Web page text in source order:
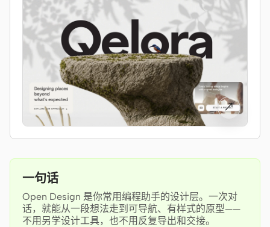
GitHub Copilot CLI
Qwen Code
Grok Build
Kimi CLI
DeepSeek TUI
Aider
Antigravity
DeepSeek Reasonix
↗
一句话
Open Design 是你常用编程助手的设计层。一次对
话，就能从一段想法走到可导航、有样式的原型——
不用另学设计工具，也不用反复导出和交接。